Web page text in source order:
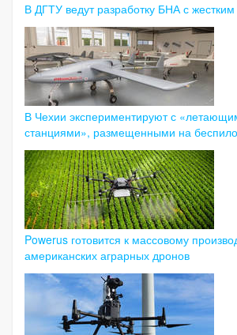
В ДГТУ ведут разработку БНА с
В Чехии экспериментируют с
станциями», размещенными на
Powerus готовится к массовому
американских аграрных дронов